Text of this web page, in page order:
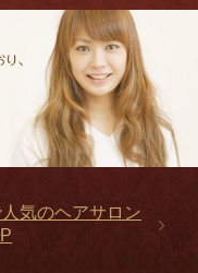
気のヘアサロン